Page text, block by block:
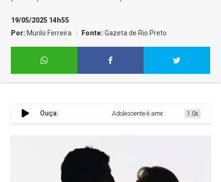
19/05/2025 14h55
Por: Murilo Ferreira Fonte:Gazeta de Rio Preto
Ouça: Adolescente é ameaçada de morte pela
1.0x